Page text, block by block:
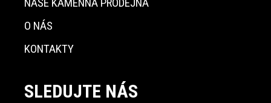
NAŠE KAMENNÁ PRODEJNA
O NÁS
KONTAKTY
SLEDUJTE NÁS